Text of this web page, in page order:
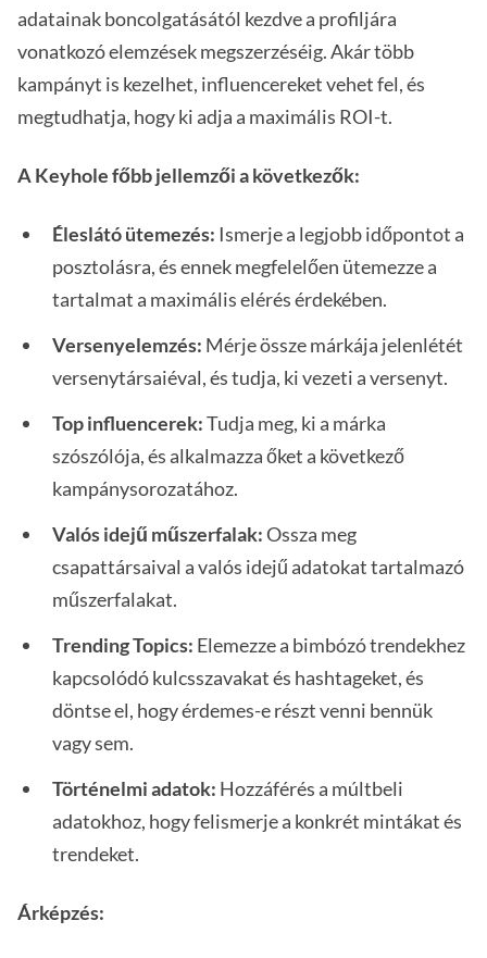
adatainak boncolgatásától kezdve a profiljára
vonatkozó elemzések megszerzéséig. Akár több
kampányt is kezelhet, influencereket vehet fel, és
megtudhatja, hogy ki adja a maximális ROI-t.
A Keyhole főbb jellemzői a következők:
Éleslátó ütemezés: Ismerje a legjobb időpontot a
posztolásra, és ennek megfelelően ütemezze a
tartalmat a maximális elérés érdekében.
Versenyelemzés: Mérje össze márkája jelenlétét
versenytársaiéval, és tudja, ki vezeti a versenyt.
Top influencerek:Tudja meg, ki a márka
szószólója, és alkalmazza őket a következő
kampánysorozatához.
Valós idejű műszerfalak:Ossza meg
csapattársaival a valós idejű adatokat tartalmazó
műszerfalakat.
Trending Topics: Elemezze a bimbózó trendekhez
kapcsolódó kulcsszavakat és hashtageket, és
döntse el, hogy érdemes-e részt venni bennük
vagy sem.
Történelmi adatok: Hozzáférés a múltbeli
adatokhoz, hogy felismerje a konkrét mintákat és
trendeket.
Árképzés: